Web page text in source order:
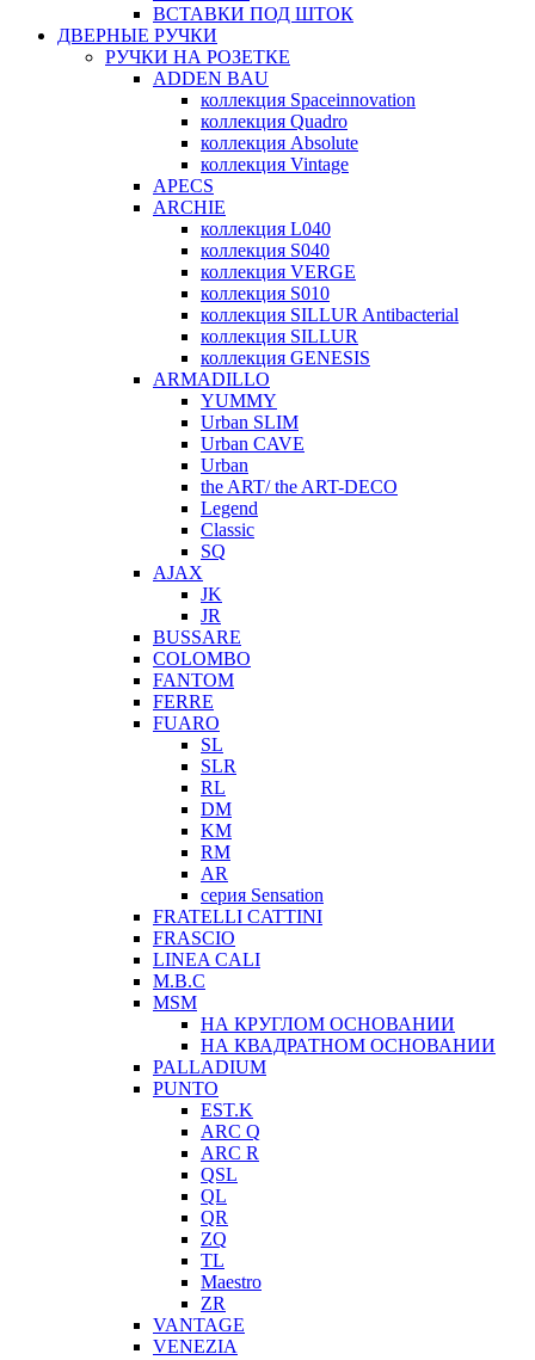
ВСТАВКИ ПОД ШТОК
ДВЕРНЫЕ РУЧКИ
РУЧКИ НА РОЗЕТКЕ
ADDEN BAU
коллекция Spaceinnovation
коллекция Quadro
коллекция Absolute
коллекция Vintage
APECS
ARCHIE
коллекция L040
коллекция S040
коллекция VERGE
коллекция S010
коллекция SILLUR Antibacterial
коллекция SILLUR
коллекция GENESIS
ARMADILLO
YUMMY
Urban SLIM
Urban CAVE
Urban
the ART/ the ART-DECO
Legend
Classic
SQ
AJAX
JK
JR
BUSSARE
COLOMBO
FANTOM
FERRE
FUARO
SL
SLR
RL
DM
KM
RM
AR
серия Sensation
FRATELLI CATTINI
FRASCIO
LINEA CALI
M.B.C
MSM
НА КРУГЛОМ ОСНОВАНИИ
НА КВАДРАТНОМ ОСНОВАНИИ
PALLADIUM
PUNTO
EST.K
ARC Q
ARC R
QSL
QL
QR
ZQ
TL
Maestro
ZR
VANTAGE
VENEZIA